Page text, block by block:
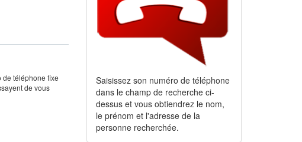
de téléphone fixe
de vous
Saisissez son numéro de téléphone
dans le champ de recherche ci-
dessus et vous obtiendrez le nom,
le prénom et l'adresse de la
personne recherchée.